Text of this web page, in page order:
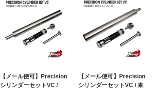
【メール便可】Precision
シリンダーセットVC /
【メール便可】Precision
シリンダーセットVC / 東